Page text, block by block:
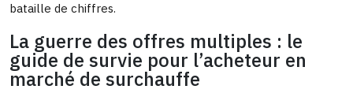
bataille de chiffres.
La guerre des offres multiples : le
guide de survie pour l’acheteur en
marché de surchauffe